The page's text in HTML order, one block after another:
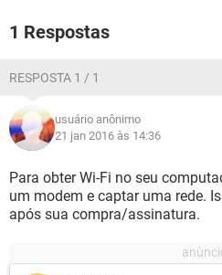
1 Respostas
RESPOSTA 1 / 1
usuário anônimo
21 jan 2016 às 14:36
Para obter Wi-Fi no seu
um modem e captar uma rede.
após sua compra/assinatura.